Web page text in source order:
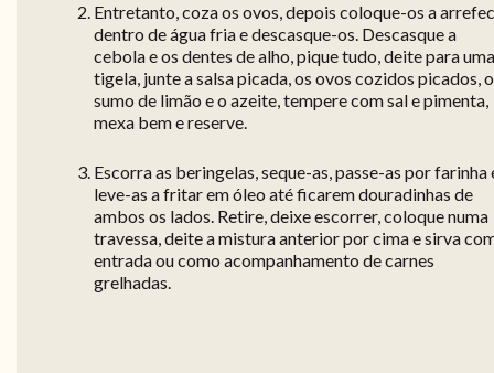
Entretanto, coza os ovos, depois coloque-os a
dentro de água fria e descasque-os. Descasque a
cebola e os dentes de alho, pique tudo, deite para uma
tigela, junte a salsa picada, os ovos cozidos picados, o
sumo de limão e o azeite, tempere com sal e pimenta,
mexa bem e reserve.
Escorra as beringelas, seque-as, passe-as por farinha
leve-as a fritar em óleo até ficarem douradinhas de
ambos os lados. Retire, deixe escorrer, coloque numa
travessa, deite a mistura anterior por cima e sirva
entrada ou como acompanhamento de carnes
grelhadas.